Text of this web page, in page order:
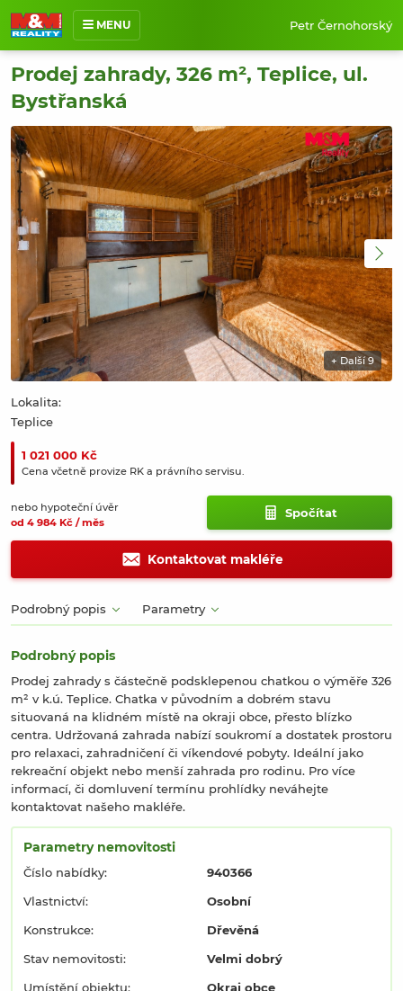
MENU
O mně
Nabídka nemovitostí
Prodané nemovitosti
Reference
Jak pracuji
Kontakt
Petr Černohorský
Prodej zahrady, 326 m², Teplice, ul.
Bystřanská
1 021 000 Kč
Cena včetně provize RK a právního servisu.
nebo hypoteční úvěr
od 4 984 Kč / měs
Spočítat
+ Další 9
Lokalita:
Teplice
Kontaktovat makléře
Podrobný popis Parametry
Podrobný popis
Prodej zahrady s částečně podsklepenou chatkou o výměře 326
m² v k.ú. Teplice. Chatka v původním a dobrém stavu
situovaná na klidném místě na okraji obce, přesto blízko
centra. Udržovaná zahrada nabízí soukromí a dostatek prostoru
pro relaxaci, zahradničení či víkendové pobyty. Ideální jako
rekreační objekt nebo menší zahrada pro rodinu. Pro více
informací, či domluvení termínu prohlídky neváhejte
kontaktovat našeho makléře.
Parametry nemovitosti
Číslo nabídky:
940366
Vlastnictví:
Osobní
Konstrukce:
Dřevěná
Stav nemovitosti:
Velmi dobrý
Umístění objektu:
Okraj obce